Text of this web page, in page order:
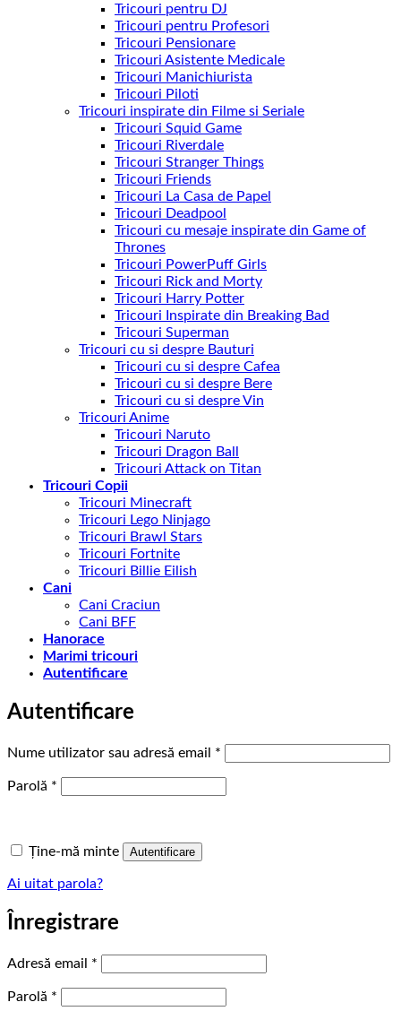
Tricouri pentru DJ
Tricouri pentru Profesori
Tricouri Pensionare
Tricouri Asistente Medicale
Tricouri Manichiurista
Tricouri Piloti
Tricouri inspirate din Filme si Seriale
Tricouri Squid Game
Tricouri Riverdale
Tricouri Stranger Things
Tricouri Friends
Tricouri La Casa de Papel
Tricouri Deadpool
Tricouri cu mesaje inspirate din Game of
Thrones
Tricouri PowerPuff Girls
Tricouri Rick and Morty
Tricouri Harry Potter
Tricouri Inspirate din Breaking Bad
Tricouri Superman
Tricouri cu si despre Bauturi
Tricouri cu si despre Cafea
Tricouri cu si despre Bere
Tricouri cu si despre Vin
Tricouri Anime
Tricouri Naruto
Tricouri Dragon Ball
Tricouri Attack on Titan
Tricouri Copii
Tricouri Minecraft
Tricouri Lego Ninjago
Tricouri Brawl Stars
Tricouri Fortnite
Tricouri Billie Eilish
Cani
Cani Craciun
Cani BFF
Hanorace
Marimi tricouri
Autentificare
Autentificare
Nume utilizator sau adresă email *
Parolă *
Ține-mă minte Autentificare
Ai uitat parola?
Înregistrare
Adresă email *
Parolă *